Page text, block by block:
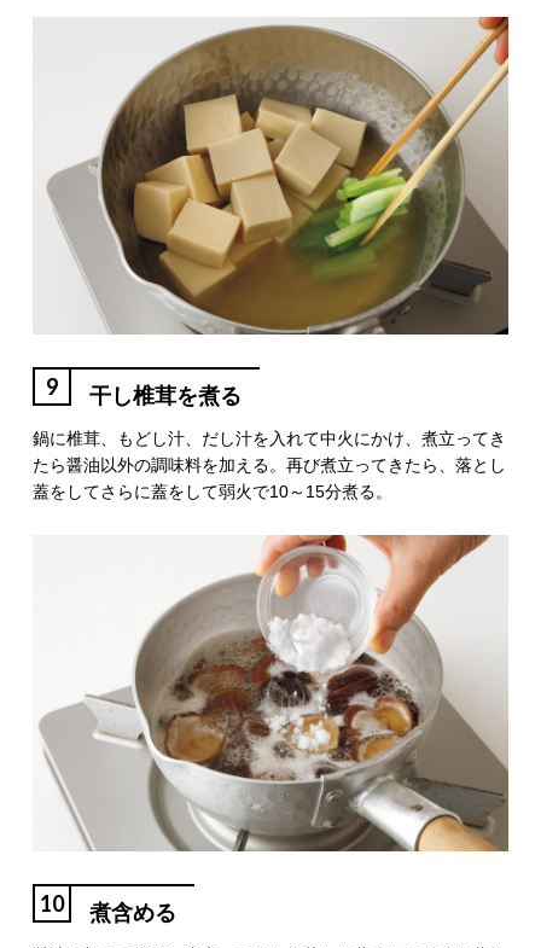
9 干し椎茸を煮る
鍋に椎茸、もどし汁、だし汁を入れて中火にかけ、煮立ってき
たら醤油以外の調味料を加える。再び煮立ってきたら、落とし
蓋をしてさらに蓋をして弱火で10～15分煮る。
10 煮含める